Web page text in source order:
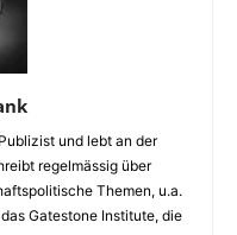
und lebt an der
regelmässig über
Themen, u.a.
das Gatestone Institute, die